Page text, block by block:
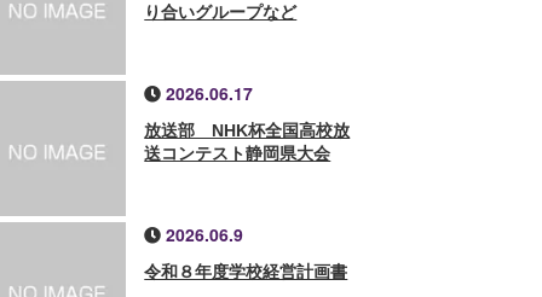
り合いグループなど
2026.06.17
放送部 NHK杯全国高校放
送コンテスト静岡県大会
2026.06.9
令和８年度学校経営計画書